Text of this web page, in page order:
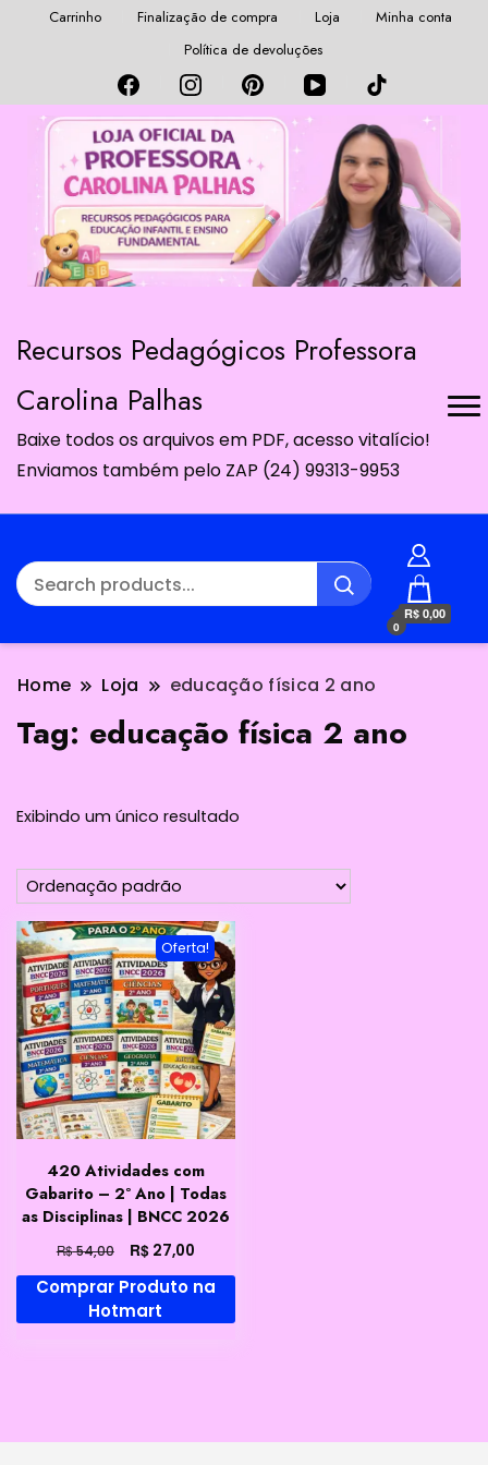
Carrinho Finalização de compra Loja
Minha conta
Política de devoluções
Recursos Pedagógicos Professora
Carolina Palhas
Baixe todos os arquivos em PDF, acesso vitalício!
Enviamos também pelo ZAP (24) 99313-9953
0
R$ 0,00
Home Loja educação física 2 ano
Tag: educação física 2 ano
Exibindo um único resultado
Oferta!
420 Atividades com
Gabarito – 2º Ano | Todas
as Disciplinas | BNCC 2026
R$54,00
preço
original
era:
R$27,00O
preço
atual
Comprar Produto na
Hotmart